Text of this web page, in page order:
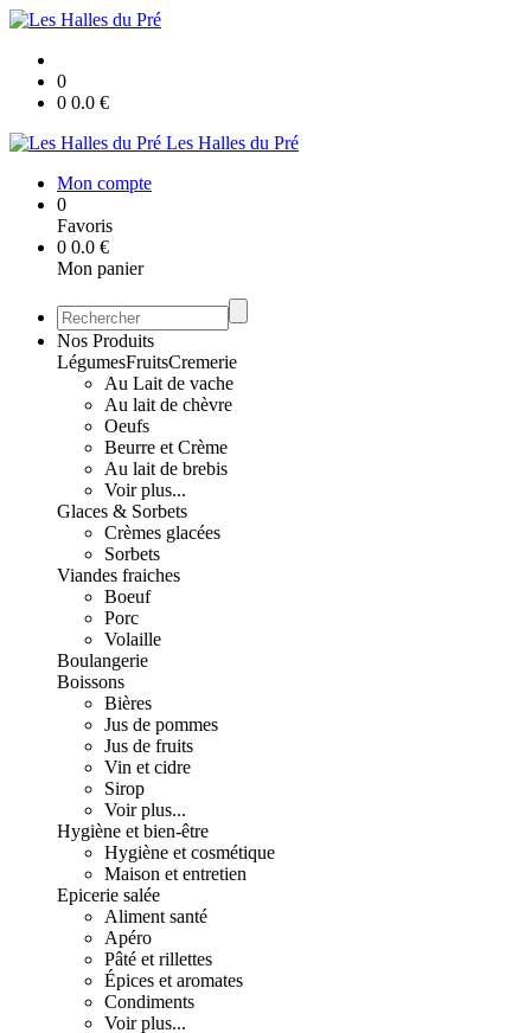
0
0 0.0 €
Les Halles du Pré
Mon compte
0
Favoris
0 0.0 €
Mon panier
Nos Produits
LégumesFruitsCremerie
Au Lait de vache
Au lait de chèvre
Oeufs
Beurre et Crème
Au lait de brebis
Voir plus...
Glaces & Sorbets
Crèmes glacées
Sorbets
Viandes fraiches
Boeuf
Porc
Volaille
Boulangerie
Boissons
Bières
Jus de pommes
Jus de fruits
Vin et cidre
Sirop
Voir plus...
Hygiène et bien-être
Hygiène et cosmétique
Maison et entretien
Epicerie salée
Aliment santé
Apéro
Pâté et rillettes
Épices et aromates
Condiments
Voir plus...